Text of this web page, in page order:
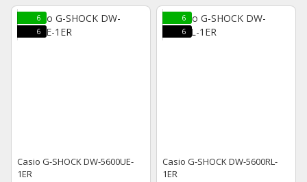
6
6
Casio G-SHOCK DW-5600UE-
1ER
6
6
Casio G-SHOCK DW-5600RL-
1ER